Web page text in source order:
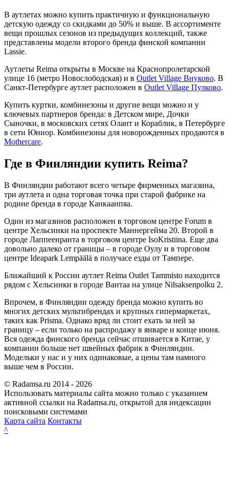
В аутлетах можно купить практичную и функциональную
детскую одежду со скидками до 50% и выше. В ассортименте
вещи прошлых сезонов из предыдущих коллекций, также
представлены модели второго бренда финской компании
Lassie.
Аутлеты Reima открыты в Москве на Краснопролетарской
улице 16 (метро Новослободская) и в Outlet Village Внуково. В
Санкт-Петербурге аутлет расположен в Outlet Village Пулково.
Купить куртки, комбинезоны и другие вещи можно и у
ключевых партнеров бренда: в Детском мире, Дочки
Сыночки, в московских сетях Олант и Кораблик, в Петербурге
в сети Юниор. Комбинезоны для новорожденных продаются в
Mothercare.
Где в Финляндии купить Reima?
В Финляндии работают всего четыре фирменных магазина,
три аутлета и одна торговая точка при старой фабрике на
родине бренда в городе Канкаанпяа.
Один из магазинов расположен в торговом центре Forum в
центре Хельсинки на проспекте Маннергейма 20. Второй в
городе Лаппеенранта в торговом центре IsoKristiina. Еще два
довольно далеко от границы – в городе Оулу и в торговом
центре Ideapark Lempäälä в получасе езды от Тампере.
Ближайший к России аутлет Reima Outlet Tammisto находится
рядом с Хельсинки в городе Вантаа на улице Nilsaksenpolku 2.
Впрочем, в Финляндии одежду бренда можно купить во
многих детских мультибрендах и крупных гипермаркетах,
таких как Prisma. Однако вряд ли стоит ехать за ней за
границу – если только на распродажу в январе и конце июня.
Вся одежда финского бренда сейчас отшивается в Китае, у
компании больше нет швейных фабрик в Финляндии.
Модельки у нас и у них одинаковые, а цены там намного
выше чем в России.
© Radamsa.ru 2014 - 2026
Использовать материалы сайта можно только с указанием
активной ссылки на Radamsa.ru, открытой для индексации
поисковыми системами
Карта сайта Контакты
^